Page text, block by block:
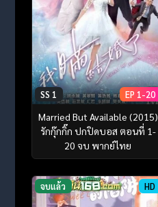
SS 1 EP 1-20
Married But Available (2015)
รักกุ๊กกิ๊ก ปกปิดบอส ตอนที่ 1-
20 จบ พากย์ไทย
จบแล้ว HD